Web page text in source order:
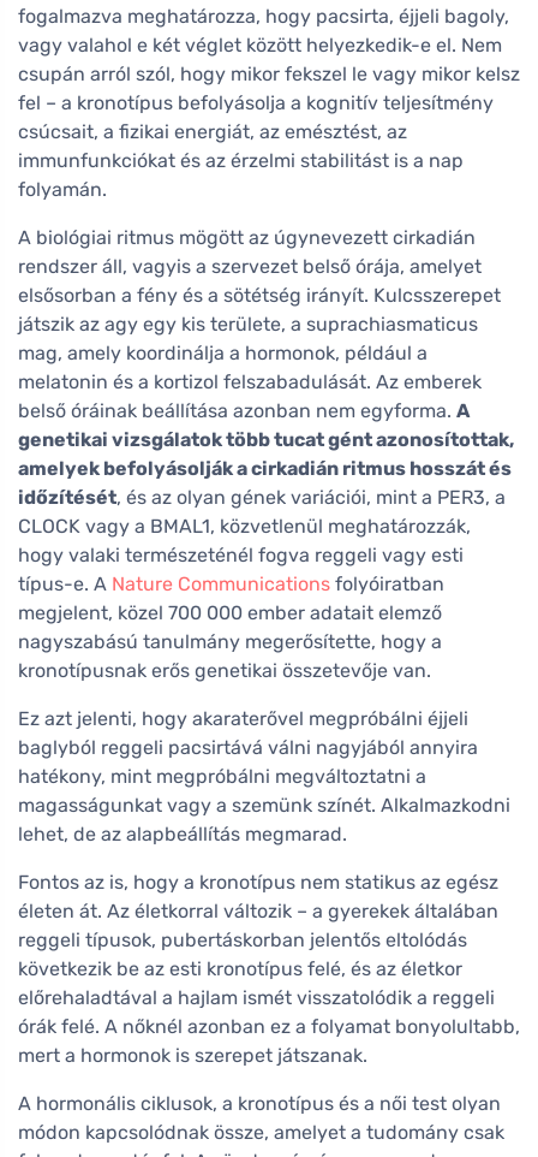
fogalmazva meghatározza, hogy pacsirta, éjjeli bagoly,
vagy valahol e két véglet között helyezkedik-e el. Nem
csupán arról szól, hogy mikor fekszel le vagy mikor kelsz
fel – a kronotípus befolyásolja a kognitív teljesítmény
csúcsait, a fizikai energiát, az emésztést, az
immunfunkciókat és az érzelmi stabilitást is a nap
folyamán.
A biológiai ritmus mögött az úgynevezett cirkadián
rendszer áll, vagyis a szervezet belső órája, amelyet
elsősorban a fény és a sötétség irányít. Kulcsszerepet
játszik az agy egy kis területe, a suprachiasmaticus
mag, amely koordinálja a hormonok, például a
melatonin és a kortizol felszabadulását. Az emberek
belső óráinak beállítása azonban nem egyforma. A
genetikai vizsgálatok több tucat gént azonosítottak,
amelyek befolyásolják a cirkadián ritmus hosszát és
időzítését, és az olyan gének variációi, mint a PER3, a
CLOCK vagy a BMAL1, közvetlenül meghatározzák,
hogy valaki természeténél fogva reggeli vagy esti
típus-e. A Nature Communications folyóiratban
megjelent, közel 700 000 ember adatait elemző
nagyszabású tanulmány megerősítette, hogy a
kronotípusnak erős genetikai összetevője van.
Ez azt jelenti, hogy akaraterővel megpróbálni éjjeli
baglyból reggeli pacsirtává válni nagyjából annyira
hatékony, mint megpróbálni megváltoztatni a
magasságunkat vagy a szemünk színét. Alkalmazkodni
lehet, de az alapbeállítás megmarad.
Fontos az is, hogy a kronotípus nem statikus az egész
életen át. Az életkorral változik – a gyerekek általában
reggeli típusok, pubertáskorban jelentős eltolódás
következik be az esti kronotípus felé, és az életkor
előrehaladtával a hajlam ismét visszatolódik a reggeli
órák felé. A nőknél azonban ez a folyamat bonyolultabb,
mert a hormonok is szerepet játszanak.
A hormonális ciklusok, a kronotípus és a női test olyan
módon kapcsolódnak össze, amelyet a tudomány csak